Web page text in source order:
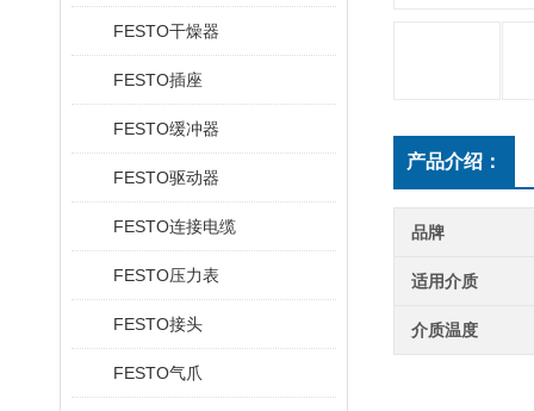
FESTO干燥器
FESTO插座
FESTO缓冲器
FESTO驱动器
FESTO连接电缆
FESTO压力表
FESTO接头
FESTO气爪
产品介绍：
品牌
适用介质
介质温度